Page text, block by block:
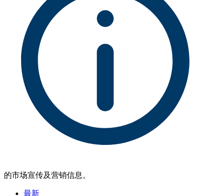
的市场宣传及营销信息。
最新